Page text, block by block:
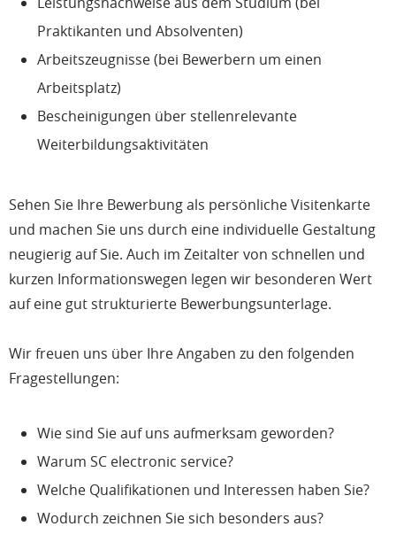
Praktikanten und Absolventen)
Arbeitszeugnisse (bei Bewerbern um einen
Arbeitsplatz)
Bescheinigungen über stellenrelevante
Weiterbildungsaktivitäten
Sehen Sie Ihre Bewerbung als persönliche Visitenkarte
und machen Sie uns durch eine individuelle Gestaltung
neugierig auf Sie. Auch im Zeitalter von schnellen und
kurzen Informationswegen legen wir besonderen Wert
auf eine gut strukturierte Bewerbungsunterlage.
Wir freuen uns über Ihre Angaben zu den folgenden
Fragestellungen:
Wie sind Sie auf uns aufmerksam geworden?
Warum SC electronic service?
Welche Qualifikationen und Interessen haben Sie?
Wodurch zeichnen Sie sich besonders aus?